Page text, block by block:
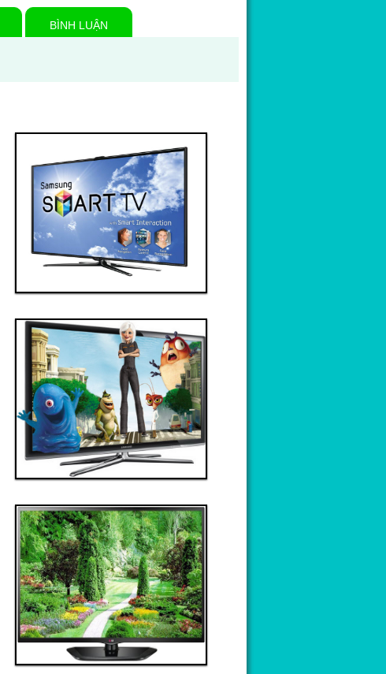
BÌNH LUẬN
Tivi 3
Giá: 60,000,000 VND
Xem chi tiết
Đặt hàng
Thanh toán ngay
Tivi 6
Giá: 90,000,000 VND
Xem chi tiết
Đặt hàng
Thanh toán ngay
Tivi 10
Giá: 40,000,000 VND
Xem chi tiết
Đặt hàng
Thanh toán ngay